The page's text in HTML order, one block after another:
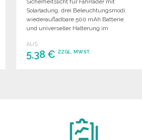
Solarladung, drei Beleuchtungsmodi,
wiederaufladbare 500 mAh Batterie
und universeller Halterung im
AUS
5,38 € ZZGL. MWST.